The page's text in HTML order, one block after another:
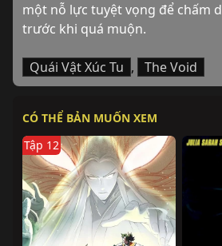
một nỗ lực tuyệt vọng để chấm
trước khi quá muộn.
Quái Vật Xúc Tu , The Void
CÓ THỂ BẢN MUỐN XEM
Tập 12